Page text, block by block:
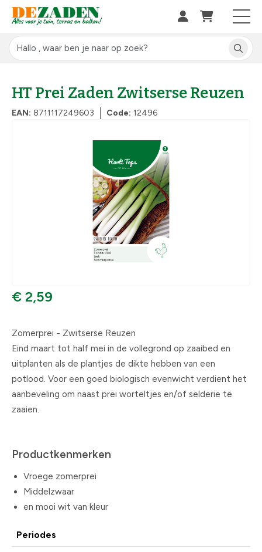
HT Prei Zaden Zwitserse Reuzen
EAN: 8711117249603 Code: 12496
€ 2,59
Zomerprei - Zwitserse Reuzen
Eind maart tot half mei in de vollegrond op zaaibed en
uitplanten als de plantjes de dikte hebben van een
potlood. Voor een goed biologisch evenwicht verdient het
aanbeveling om naast prei worteltjes en/of selderie te
zaaien.
Productkenmerken
Vroege zomerprei
Middelzwaar
en mooi wit van kleur
Periodes